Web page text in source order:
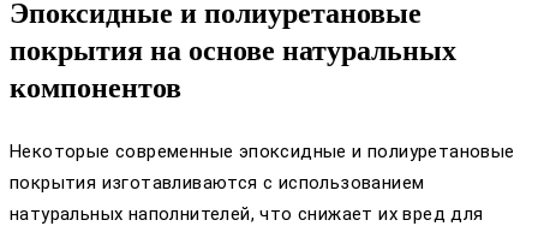
Эпоксидные и полиуретановые
покрытия на основе натуральных
компонентов
Некоторые современные эпоксидные и полиуретановые
покрытия изготавливаются с использованием
натуральных наполнителей, что снижает их вред для